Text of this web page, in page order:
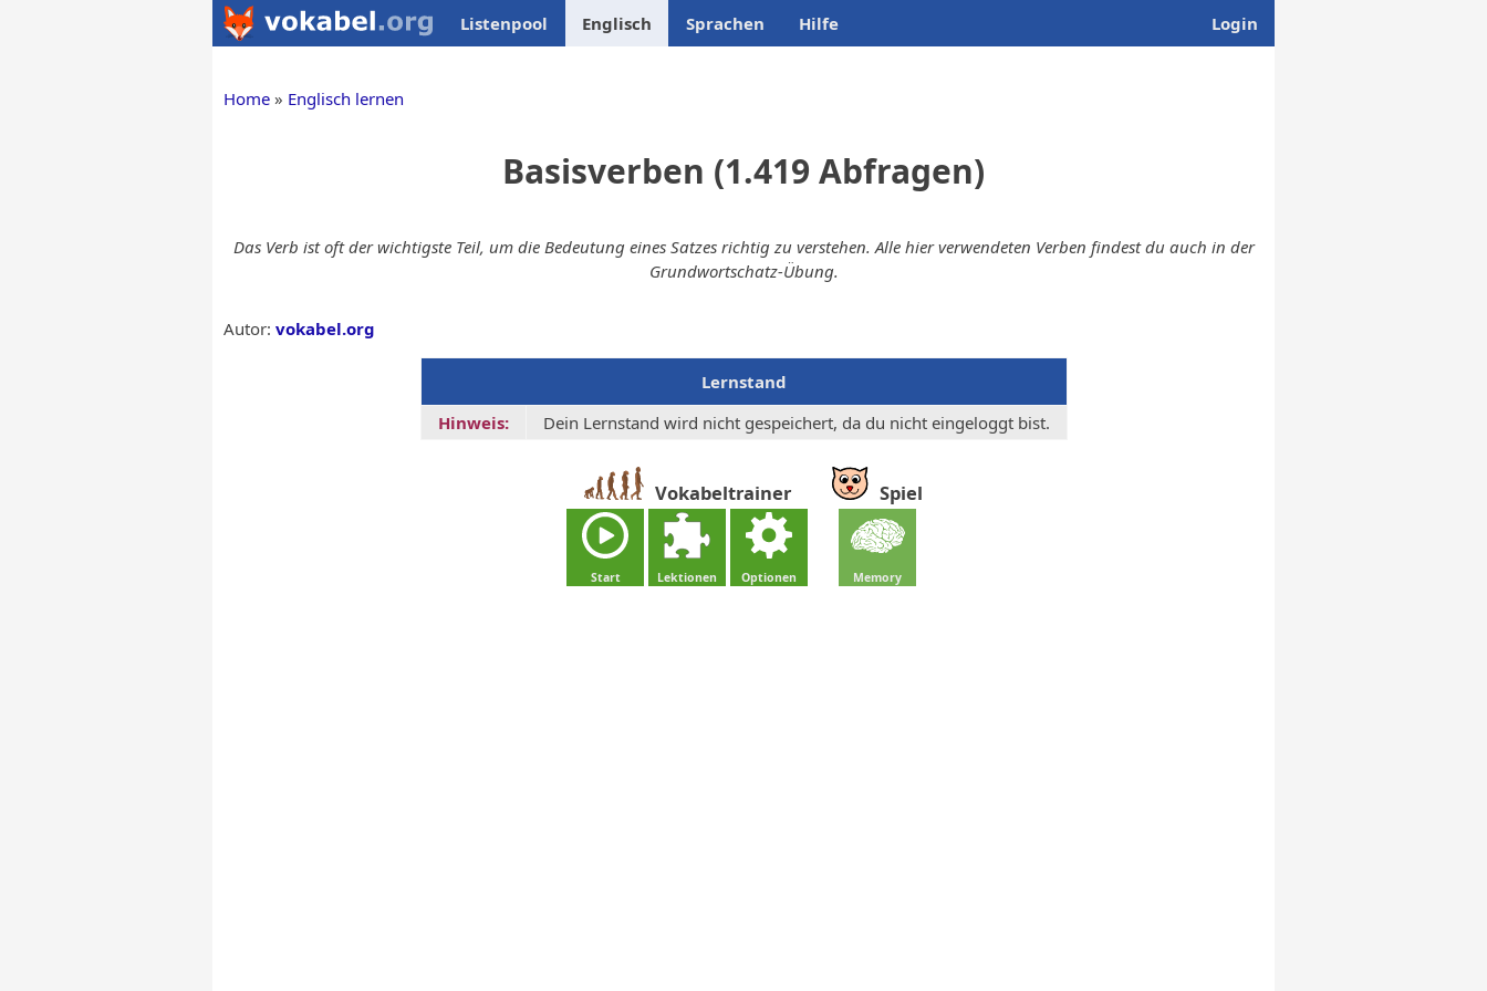
Listenpool Englisch Sprachen Hilfe Login
Home Englisch lernen
Basisverben (1.419 Abfragen)
Das Verb ist oft der wichtigste Teil, um die Bedeutung eines Satzes richtig zu verstehen. Alle hier verwendeten Verben findest du auch in der
Grundwortschatz-Übung.
Autor: vokabel.org
Lernstand
Hinweis:
Dein Lernstand wird nicht gespeichert, da du nicht eingeloggt bist.
Vokabeltrainer
Start Lektionen Optionen
Spiel
Memory